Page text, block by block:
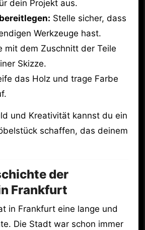
dein Projekt aus.
Stelle sicher, dass
Werkzeuge hast.
mit dem Zuschnitt der Teile
Skizze.
das Holz und trage Farbe
und Kreativität kannst du ein
schaffen, das deinem
der
Frankfurt
in Frankfurt eine lange und
Die Stadt war schon immer